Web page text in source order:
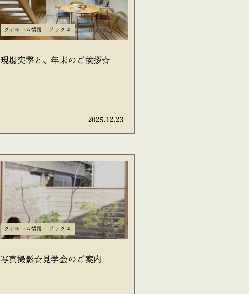
クオホーム情報 ドラクエ
現場突撃と、年末のご挨拶☆
2025.12.23
クオホーム情報 ドラクエ
写真撮影☆見学会のご案内